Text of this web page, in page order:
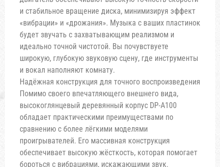
и стабильное вращение диска, минимизируя эффект
«вибрации» и «дрожания». Музыка с ваших пластинок
будет звучать с захватывающим реализмом и
идеально точной чистотой. Вы почувствуете
широкую, глубокую звуковую сцену, где инструменты
и вокал наполняют комнату.
Надёжная конструкция для точного воспроизведения
Помимо своего впечатляющего внешнего вида,
высокоглянцевый деревянный корпус DP-A100
обладает практическими преимуществами по
сравнению с более лёгкими моделями
проигрывателей. Его массивная конструкция
обеспечивает высокую жёсткость, которая помогает
бороться с вибрациями, искажающими звук.